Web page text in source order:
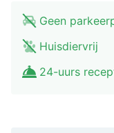
500 meter vind je
charmante winkels
Schone Kunsten
pittoreske Parc
Geen
Huisdiervrij
24-uurs